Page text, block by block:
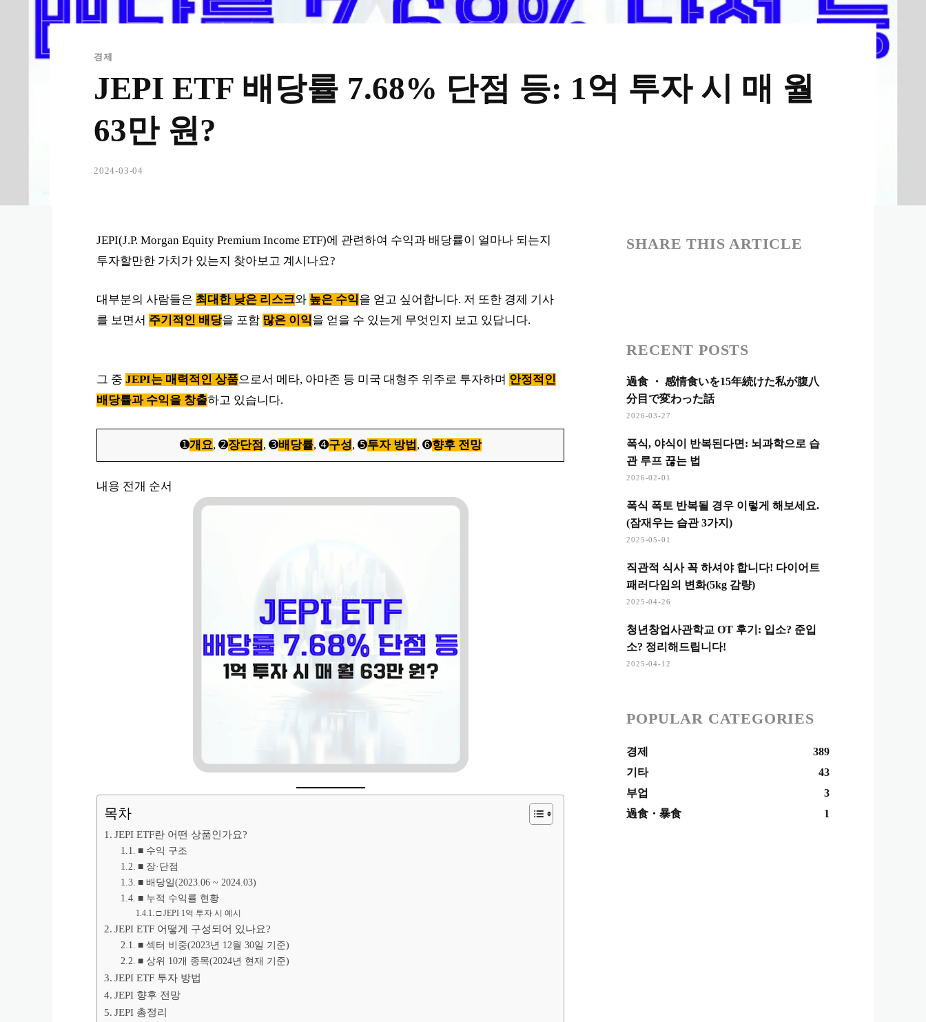
경제
JEPI ETF 배당률 7.68% 단점 등: 1억 투자 시 매 월
63만 원?
2024-03-04
JEPI(J.P. Morgan Equity Premium Income ETF)에 관련하여 수익과 배당률이 얼마나 되는지
투자할만한 가치가 있는지 찾아보고 계시나요?
대부분의 사람들은 최대한 낮은 리스크와 높은 수익을 얻고 싶어합니다. 저 또한 경제 기사
를 보면서 주기적인 배당을 포함 많은 이익을 얻을 수 있는게 무엇인지 보고 있답니다.
그 중 JEPI는 매력적인 상품으로서 메타, 아마존 등 미국 대형주 위주로 투자하며 안정적인
배당률과 수익을 창출하고 있습니다.
➊개요, ➋장단점, ➌배당률, ➍구성, ➎투자 방법 , ➏향후 전망
내용 전개 순서
목차
JEPI ETF란 어떤 상품인가요?
■ 수익 구조
■ 장·단점
■ 배당일(2023.06 ~ 2024.03)
■ 누적 수익률 현황
□ JEPI 1억 투자 시 예시
JEPI ETF 어떻게 구성되어 있나요?
■ 섹터 비중(2023년 12월 30일 기준)
■ 상위 10개 종목(2024년 현재 기준)
JEPI ETF 투자 방법
JEPI 향후 전망
JEPI 총정리
SHARE THIS ARTICLE
RECENT POSTS
過食 ・ 感情食いを15年続けた私が腹八
分目で変わった話
2026-03-27
폭식, 야식이 반복된다면: 뇌과학으로 습
관 루프 끊는 법
2026-02-01
폭식 폭토 반복될 경우 이렇게 해보세요.
(잠재우는 습관 3가지)
2025-05-01
직관적 식사 꼭 하셔야 합니다! 다이어트
패러다임의 변화(5kg 감량)
2025-04-26
청년창업사관학교 OT 후기: 입소? 준입
소? 정리해드립니다!
2025-04-12
POPULAR CATEGORIES
경제
389
기타
43
부업
3
過食・暴食
1